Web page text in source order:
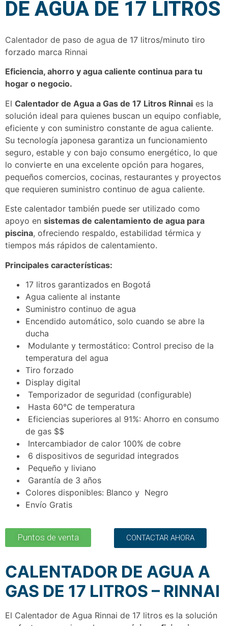
DE AGUA DE 17 LITROS
Calentador de paso de agua de 17 litros/minuto tiro
forzado marca Rinnai
Eficiencia, ahorro y agua caliente continua para tu
hogar o negocio.
El Calentador de Agua a Gas de 17 Litros Rinnai es la
solución ideal para quienes buscan un equipo confiable,
eficiente y con suministro constante de agua caliente.
Su tecnología japonesa garantiza un funcionamiento
seguro, estable y con bajo consumo energético, lo que
lo convierte en una excelente opción para hogares,
pequeños comercios, cocinas, restaurantes y proyectos
que requieren suministro continuo de agua caliente.
Este calentador también puede ser utilizado como
apoyo en sistemas de calentamiento de agua para
piscina, ofreciendo respaldo, estabilidad térmica y
tiempos más rápidos de calentamiento.
Principales características:
17 litros garantizados en Bogotá
Agua caliente al instante
Suministro continuo de agua
Encendido automático, solo cuando se abre la
ducha
Modulante y termostático: Control preciso de la
temperatura del agua
Tiro forzado
Display digital
Temporizador de seguridad (configurable)
Hasta 60°C de temperatura
Eficiencias superiores al 91%: Ahorro en consumo
de gas $$
Intercambiador de calor 100% de cobre
6 dispositivos de seguridad integrados
Pequeño y liviano
Garantía de 3 años
Colores disponibles: Blanco y Negro
Envío Gratis
Puntos de venta CONTACTAR AHORA
CALENTADOR DE AGUA A
GAS DE 17 LITROS – RINNAI
El Calentador de Agua Rinnai de 17 litros es la solución